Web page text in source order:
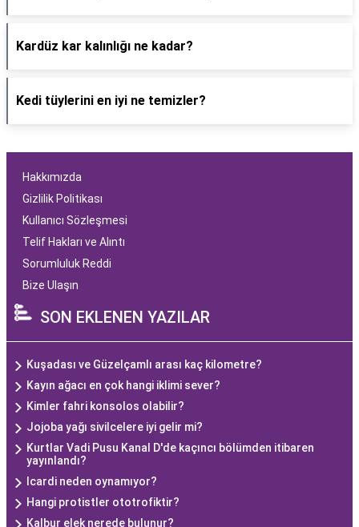
Kardüz kar kalınlığı ne kadar?
Kedi tüylerini en iyi ne temizler?
Hakkımızda
Gizlilik Politikası
Kullanıcı Sözleşmesi
Telif Hakları ve Alıntı
Sorumluluk Reddi
Bize Ulaşın
SON EKLENEN YAZILAR
Kuşadası ve Güzelçamlı arası kaç kilometre?
Kayın ağacı en çok hangi iklimi sever?
Kimler fahri konsolos olabilir?
Jojoba yağı sivilcelere iyi gelir mi?
Kurtlar Vadi Pusu Kanal D'de kaçıncı bölümden itibaren
yayınlandı?
Icardi neden oynamıyor?
Hangi protistler ototrofiktir?
Kalbur elek nerede bulunur?